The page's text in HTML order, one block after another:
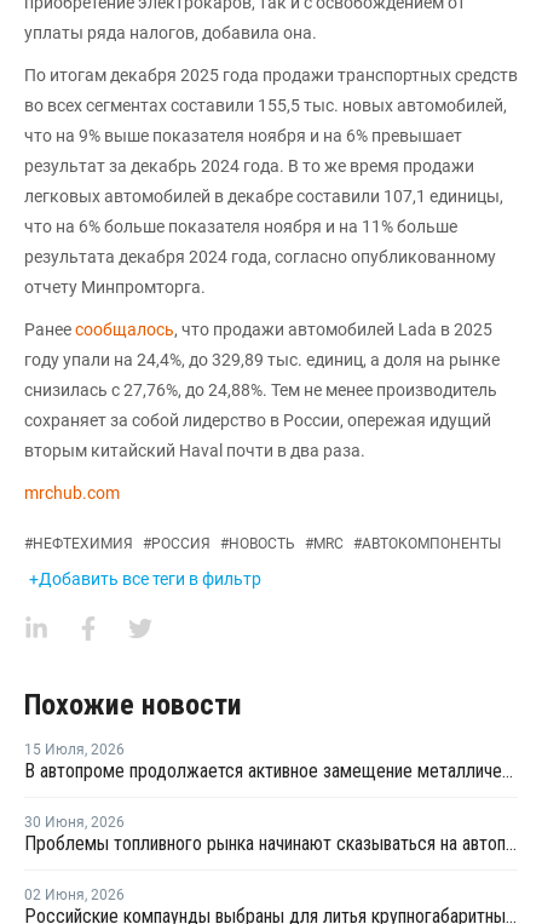
уплаты ряда налогов, добавила она.
По итогам декабря 2025 года продажи транспортных средств
во всех сегментах составили 155,5 тыс. новых автомобилей,
что на 9% выше показателя ноября и на 6% превышает
результат за декабрь 2024 года. В то же время продажи
легковых автомобилей в декабре составили 107,1 единицы,
что на 6% больше показателя ноября и на 11% больше
результата декабря 2024 года, согласно опубликованному
отчету Минпромторга.
Ранеесообщалось, что продажи автомобилей Lada в 2025
году упали на 24,4%, до 329,89 тыс. единиц, а доля на рынке
снизилась с 27,76%, до 24,88%. Тем не менее производитель
сохраняет за собой лидерство в России, опережая идущий
вторым китайский Haval почти в два раза.
mrchub.com
#НЕФТЕХИМИЯ #РОССИЯ #НОВОСТЬ #MRC #АВТОКОМПОНЕНТЫ
+Добавить все теги в фильтр
Похожие новости
15 Июля, 2026
В автопроме продолжается активное замещение металлических компонентов конструкционными полимерами
30 Июня, 2026
Проблемы топливного рынка начинают сказываться на автоперевозках
02 Июня, 2026
Российские компаунды выбраны для литья крупногабаритных автокомпонентов BELGEE